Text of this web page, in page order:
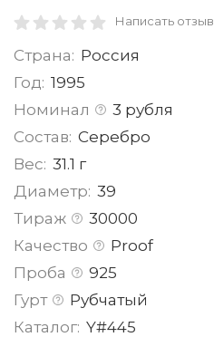
Написать отзыв
Страна: Россия
Год: 1995
Номинал
3 рубля
Состав: Серебро
Вес: 31.1 г
Диаметр: 39
Тираж
30000
Качество
Proof
Проба
925
Гурт
Рубчатый
Каталог: Y#445